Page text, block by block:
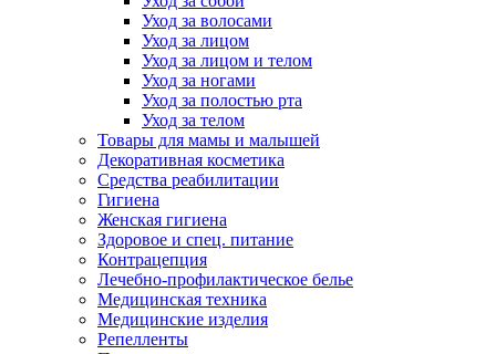
Уход за волосами
Уход за лицом
Уход за лицом и телом
Уход за ногами
Уход за полостью рта
Уход за телом
Товары для мамы и малышей
Декоративная косметика
Средства реабилитации
Гигиена
Женская гигиена
Здоровое и спец. питание
Контрацепция
Лечебно-профилактическое белье
Медицинская техника
Медицинские изделия
Репелленты